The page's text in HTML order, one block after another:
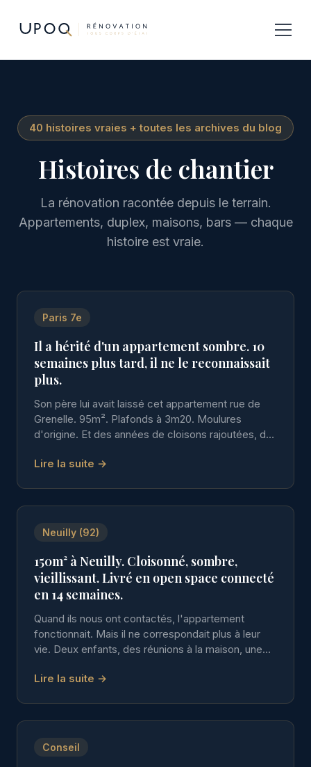
40 histoires vraies + toutes les archives du blog
Histoires de chantier
La rénovation racontée depuis le terrain.
Appartements, duplex, maisons, bars — chaque
histoire est vraie.
Paris 7e
Il a hérité d'un appartement sombre. 10
semaines plus tard, il ne le reconnaissait
plus.
Son père lui avait laissé cet appartement rue de
Grenelle. 95m². Plafonds à 3m20. Moulures
d'origine. Et des années de cloisons rajoutées, de
Lire la suite →
Neuilly (92)
150m² à Neuilly. Cloisonné, sombre,
vieillissant. Livré en open space connecté
en 14 semaines.
Quand ils nous ont contactés, l'appartement
fonctionnait. Mais il ne correspondait plus à leur
vie. Deux enfants, des réunions à la maison, une
Lire la suite →
Conseil